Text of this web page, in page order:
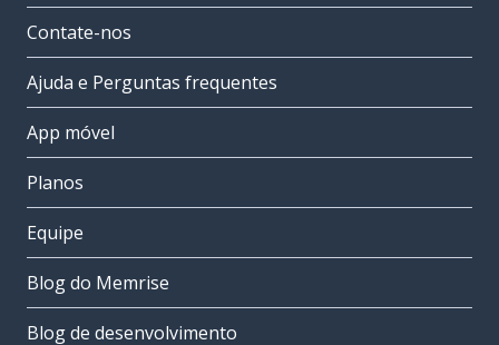
Contate-nos
Ajuda e Perguntas frequentes
App móvel
Planos
Equipe
Blog do Memrise
Blog de desenvolvimento